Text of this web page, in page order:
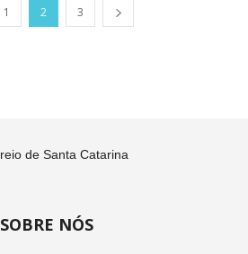
1 2 3
SOBRE NÓS